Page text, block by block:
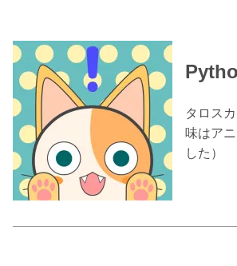
タロス
味はア
した）